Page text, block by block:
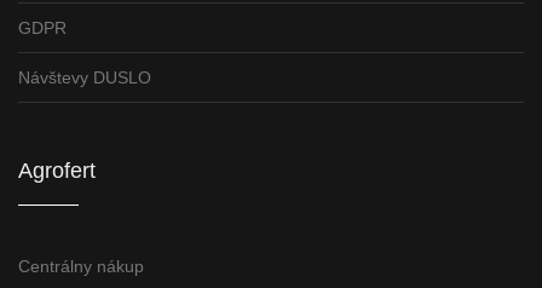
GDPR
Návštevy DUSLO
Agrofert
Centrálny nákup